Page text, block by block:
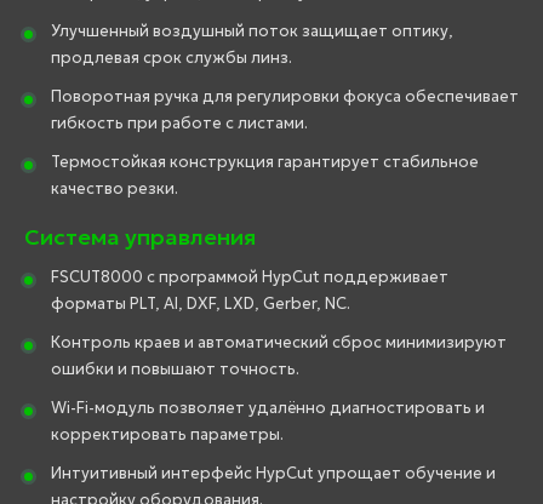
Улучшенный воздушный поток защищает оптику,
продлевая срок службы линз.
Поворотная ручка для регулировки фокуса обеспечивает
гибкость при работе с листами.
Термостойкая конструкция гарантирует стабильное
качество резки.
Система управления
FSCUT8000 с программой HypCut поддерживает
форматы PLT, AI, DXF, LXD, Gerber, NC.
Контроль краев и автоматический сброс минимизируют
ошибки и повышают точность.
Wi-Fi-модуль позволяет удалённо диагностировать и
корректировать параметры.
Интуитивный интерфейс HypCut упрощает обучение и
настройку оборудования.